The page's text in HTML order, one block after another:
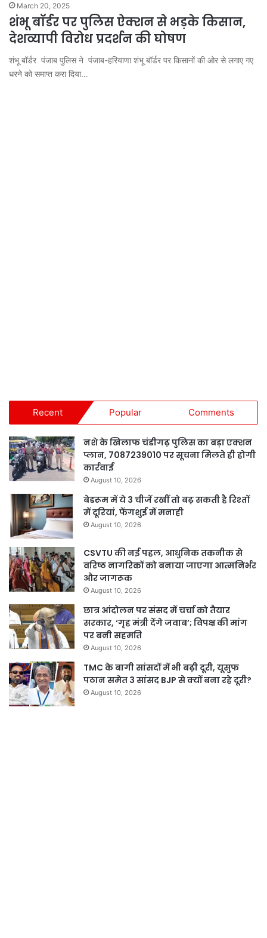
March 20, 2025
शंभू बॉर्डर पर पुलिस ऐक्शन से भड़के किसान,
देशव्यापी विरोध प्रदर्शन की घोषण
शंभू बॉर्डर पंजाब पुलिस ने पंजाब-हरियाणा शंभू बॉर्डर पर किसानों की ओर से लगाए गए
धरने को समाप्‍त करा द‍िया…
Recent Popular Comments
नशे के खिलाफ चंडीगढ़ पुलिस का बड़ा एक्शन
प्लान, 7087239010 पर सूचना मिलते ही होगी
कार्रवाई
August 10, 2026
बेडरूम में ये 3 चीजें रखीं तो बढ़ सकती है रिश्तों
में दूरियां, फेंगशुई में मनाही
August 10, 2026
CSVTU की नई पहल, आधुनिक तकनीक से
वरिष्ठ नागरिकों को बनाया जाएगा आत्मनिर्भर
और जागरूक
August 10, 2026
छात्र आंदोलन पर संसद में चर्चा को तैयार
सरकार, ‘गृह मंत्री देंगे जवाब’; विपक्ष की मांग
पर बनी सहमति
August 10, 2026
TMC के बागी सांसदों में भी बढ़ी दूरी, यूसुफ
पठान समेत 3 सांसद BJP से क्यों बना रहे दूरी?
August 10, 2026